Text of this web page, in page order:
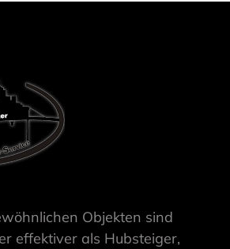
Objekten sind
effektiver als Hubsteiger,